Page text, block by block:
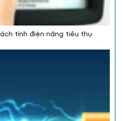
tính điện năng tiêu thụ